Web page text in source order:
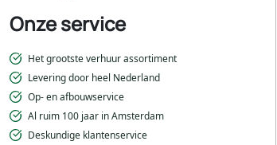
Onze service
Het grootste verhuur assortiment
Levering door heel Nederland
Op- en afbouwservice
Al ruim 100 jaar in Amsterdam
Deskundige klantenservice